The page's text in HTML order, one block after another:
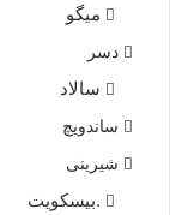
میگو
دسر
سالاد
ساندویچ
شیرینی
.بیسکویت